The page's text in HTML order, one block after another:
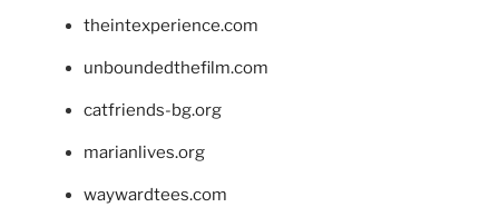
theintexperience.com
unboundedthefilm.com
catfriends-bg.org
marianlives.org
waywardtees.com